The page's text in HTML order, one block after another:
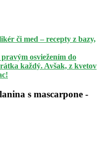
či med – recepty z bazy,
osviežením do
každý. Avšak, z kvetov
s mascarpone -